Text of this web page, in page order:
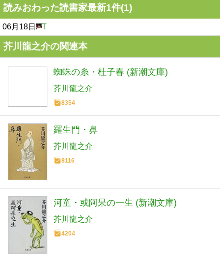
読みおわった読書家最新1件(1)
06月18日 T
芥川龍之介の関連本
蜘蛛の糸・杜子春 (新潮文庫)
芥川龍之介
8354
羅生門・鼻
芥川龍之介
8116
河童・或阿呆の一生 (新潮文庫)
芥川龍之介
4204